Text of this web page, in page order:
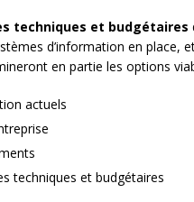
techniques et budgétaires
d’information en place,
en partie les options
actuels
techniques et budgétaires